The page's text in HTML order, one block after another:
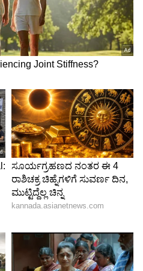
ದಿಕ್ಸೂಚಿ
ಕಾಲದ ಸಾಮಾಜಿಕ
ರಾಜ-ಸೇವಕರ ನಡುವೆ ಇದ್ದ
ಧಾರ್ಮಿಕ ಹಾಗೂ
ಹೊಸ ಬೆಳಕು ಚೆಲ್ಲಿದೆ.
ವಿವಿಧ
ಈ ಶಾಸನವು
ಮುಂದಿನ
ಪುರಾತತ್ವ
ಸಂಶೋಧನೆಗಳಿಗೆ ಇದು
ಆಶಿಸಿದ್ದಾರೆ.